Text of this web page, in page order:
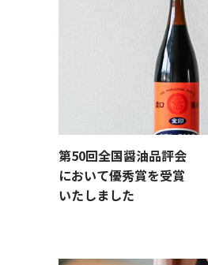
第50回全国醤油品評会
において優秀賞を受賞
いたしました